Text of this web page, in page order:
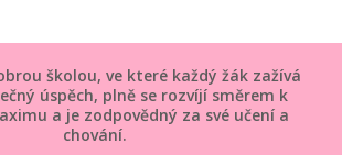
školou, ve které každý žák zažívá
úspěch, plně se rozvíjí směrem k
a je zodpovědný za své učení a
chování.